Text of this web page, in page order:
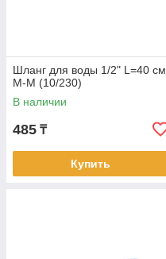
Шланг для воды 1/2" L=40 см
М-М (10/230)
В наличии
485 ₸
Купить